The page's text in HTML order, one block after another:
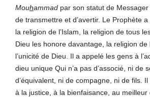
Mouhammad par son statut de
de transmettre et d’avertir. Le Prophète
la religion de l’Islam, la religion de tous
Dieu les honore davantage, la religion de
l’unicité de Dieu. Il a appelé les gens à
dieu unique Qui n’a pas d’associé, ni de
d’équivalent, ni de compagne, ni de fils.
à la justice, à la bienfaisance, au